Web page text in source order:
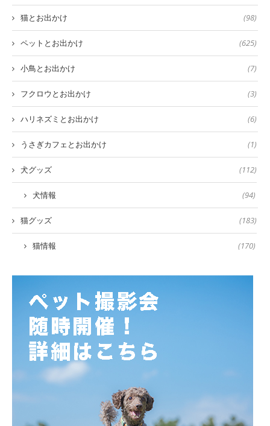
猫とお出かけ (98)
ペットとお出かけ (625)
小鳥とお出かけ (7)
フクロウとお出かけ (3)
ハリネズミとお出かけ (6)
うさぎカフェとお出かけ (1)
犬グッズ (112)
犬情報 (94)
猫グッズ (183)
猫情報 (170)